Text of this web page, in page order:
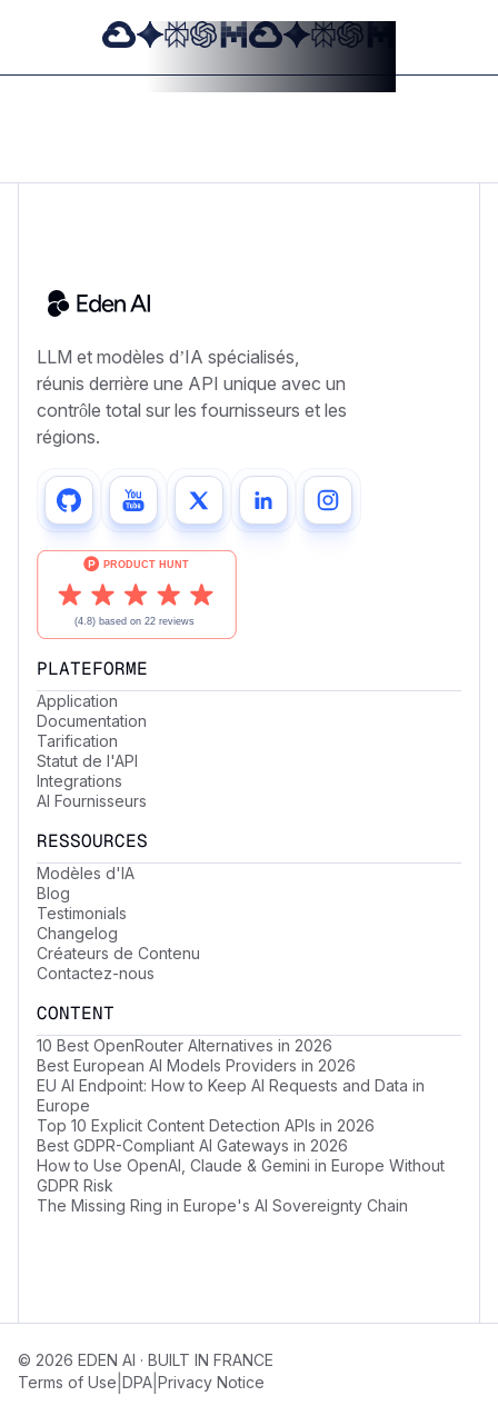
LLM et modèles d’IA spécialisés,
réunis derrière une API unique avec un
contrôle total sur les fournisseurs et les
régions.
PLATEFORME
Application
Documentation
Tarification
Statut de l'API
Integrations
AI Fournisseurs
RESSOURCES
Modèles d'IA
Blog
Testimonials
Changelog
Créateurs de Contenu
Contactez-nous
CONTENT
10 Best OpenRouter Alternatives in 2026
Best European AI Models Providers in 2026
EU AI Endpoint: How to Keep AI Requests and Data in
Europe
Top 10 Explicit Content Detection APIs in 2026
Best GDPR-Compliant AI Gateways in 2026
How to Use OpenAI, Claude & Gemini in Europe Without
GDPR Risk
The Missing Ring in Europe's AI Sovereignty Chain
© 2026 EDEN AI · BUILT IN FRANCE
Terms of Use DPA Privacy Notice